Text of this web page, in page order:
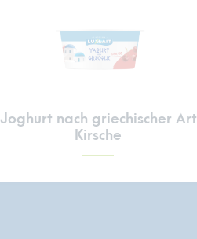
Joghurt nach griechischer Art
Kirsche